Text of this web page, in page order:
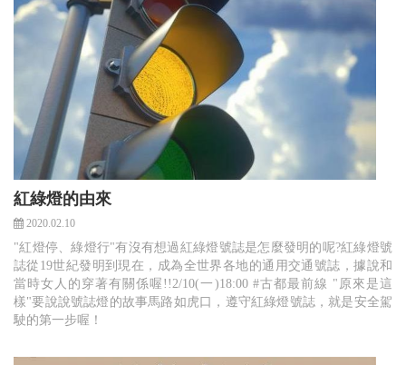
紅綠燈的由來
2020.02.10
"紅燈停、綠燈行"有沒有想過紅綠燈號誌是怎麼發明的呢?紅綠燈號
誌從19世紀發明到現在，成為全世界各地的通用交通號誌，據說和
當時女人的穿著有關係喔!!2/10(一)18:00 #古都最前線 "原來是這
樣"要說說號誌燈的故事馬路如虎口，遵守紅綠燈號誌，就是安全駕
駛的第一步喔！